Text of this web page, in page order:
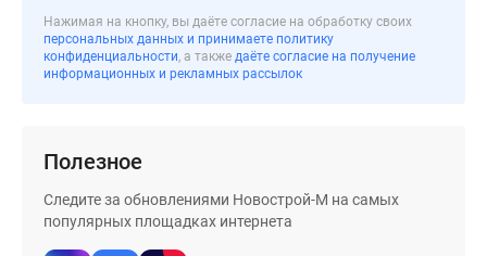
Москве
Новостройки
премиум-
класса
Рассрочка
Траншевая
ипотека
Нажимая на кнопку, вы даёте согласие на обработку своих
персональных данных и принимаете политику
конфиденциальности, а также даёте согласие на получение
информационных и рекламных рассылок
Полезное
Следите за обновлениями Новострой-М на самых
популярных площадках интернета